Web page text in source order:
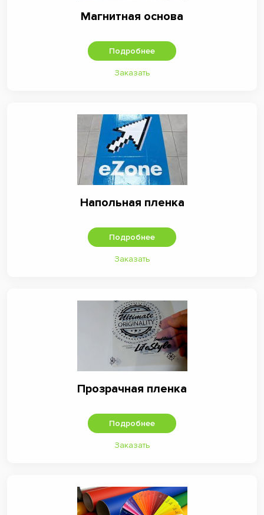
Магнитная основа
Подробнее
Заказать
Напольная пленка
Подробнее
Заказать
Прозрачная пленка
Подробнее
Заказать